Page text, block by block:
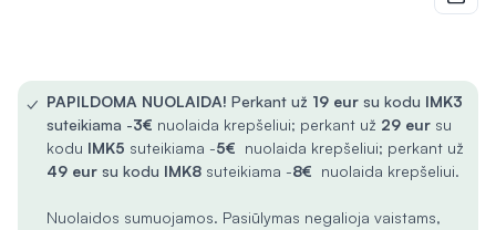
✓ PAPILDOMA NUOLAIDA! Perkant už 19 eur su kodu IMK3
suteikiama -3€ nuolaida krepšeliui; perkant už 29 eur su
kodu IMK5 suteikiama -5€ nuolaida krepšeliui; perkant už
49 eur su kodu IMK8 suteikiama -8€ nuolaida krepšeliui.
Nuolaidos sumuojamos. Pasiūlymas negalioja vaistams,